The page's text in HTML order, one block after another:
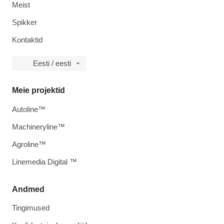
Meist
Spikker
Kontaktid
Eesti / eesti
Andmed
Tingimused
Meie projektid
Autoline™
Machineryline™
Agroline™
Linemedia Digital ™